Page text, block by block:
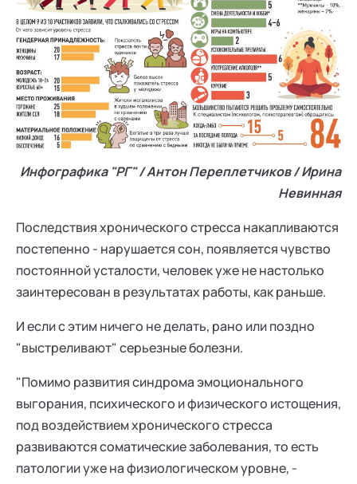
Инфографика "РГ" / Антон Переплетчиков / Ирина
Невинная
Последствия хронического стресса накапливаются
постепенно - нарушается сон, появляется чувство
постоянной усталости, человек уже не настолько
заинтересован в результатах работы, как раньше.
И если с этим ничего не делать, рано или поздно
"выстреливают" серьезные болезни.
"Помимо развития синдрома эмоционального
выгорания, психического и физического истощения,
под воздействием хронического стресса
развиваются соматические заболевания, то есть
патологии уже на физиологическом уровне, -